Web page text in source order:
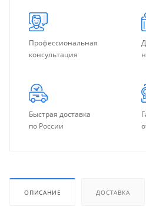
Профессиональная
консультация
Быстрая доставка
по России
ОПИСАНИЕ ДОСТАВКА